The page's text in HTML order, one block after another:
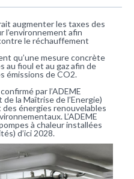
augmenter les taxes des
l’environnement afin
le réchauffement
qu’une mesure concrète
au fioul et au gaz afin de
émissions de CO2.
par l’ADEME
la Maîtrise de l’Energie)
énergies renouvelables
L’ADEME
à chaleur installées
d’ici 2028.